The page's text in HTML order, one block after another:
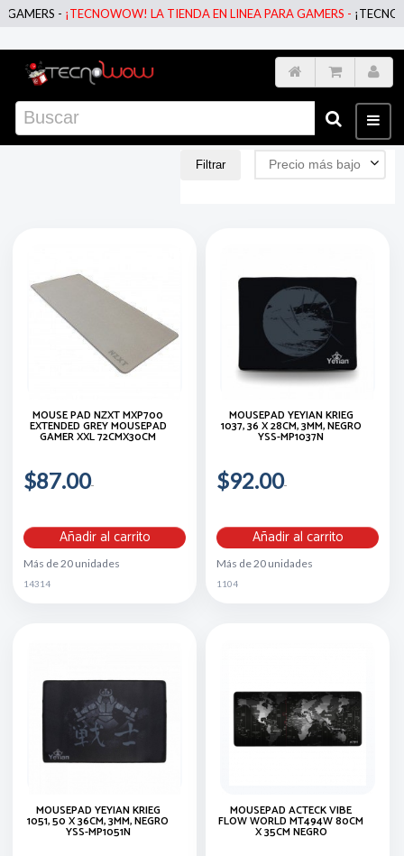
-¡TECNOWOW! LA TIENDA EN LINEA PARA GAMERS -
Filtrar Precio más bajo
MOUSE PAD NZXT MXP700
EXTENDED GREY MOUSEPAD
GAMER XXL 72CMX30CM
$87.00
Añadir al carrito
Más de 20 unidades
14314
MOUSEPAD YEYIAN KRIEG
1037, 36 X 28CM, 3MM, NEGRO
YSS-MP1037N
$92.00
Añadir al carrito
Más de 20 unidades
1104
MOUSEPAD YEYIAN KRIEG
1051, 50 X 36CM, 3MM, NEGRO
YSS-MP1051N
MOUSEPAD ACTECK VIBE
FLOW WORLD MT494W 80CM
X 35CM NEGRO